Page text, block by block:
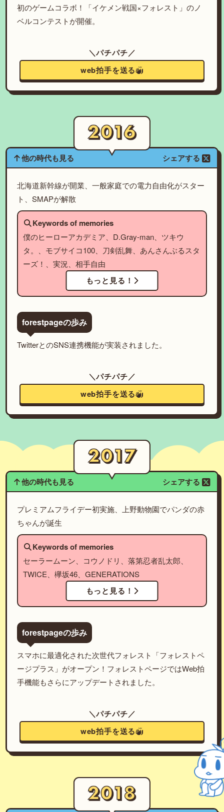
初のゲームコラボ！「イケメン戦国×フォレスト」のノ
ベルコンテストが開催。
＼パチパチ／
web拍手を送る
他の時代も見る シェアする
北海道新幹線が開業、一般家庭での電力自由化がスター
ト、SMAPが解散
Keywords of memories
僕のヒーローアカデミア、D.Gray-man、ツキウ
タ。、モブサイコ100、刀剣乱舞、あんさんぶるスタ
ーズ！、実況、相手自由
もっと見る！
forestpageの歩み
TwitterとのSNS連携機能が実装されました。
＼パチパチ／
web拍手を送る
他の時代も見る シェアする
プレミアムフライデー初実施、上野動物園でパンダの赤
ちゃんが誕生
Keywords of memories
セーラームーン、コウノドリ、落第忍者乱太郎、
TWICE、欅坂46、GENERATIONS
もっと見る！
forestpageの歩み
スマホに最適化された次世代フォレスト「フォレストペ
ージプラス」がオープン！フォレストページではWeb拍
手機能もさらにアップデートされました。
＼パチパチ／
web拍手を送る